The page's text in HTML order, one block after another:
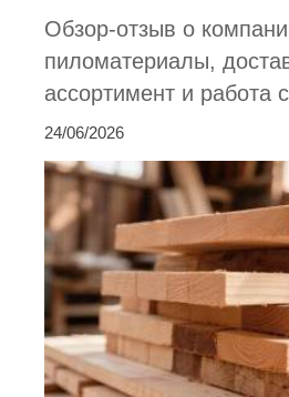
Обзор-отзыв о
пиломатериалы,
ассортимент и работа
24/06/2026